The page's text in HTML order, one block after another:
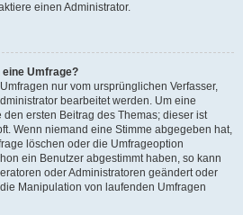
einen Administrator.
Umfrage?
nur vom ursprünglichen Verfasser,
bearbeitet werden. Um eine
ersten Beitrag des Themas; dieser ist
Wenn niemand eine Stimme abgegeben hat,
löschen oder die Umfrageoption
ein Benutzer abgestimmt haben, so kann
oder Administratoren geändert oder
Manipulation von laufenden Umfragen